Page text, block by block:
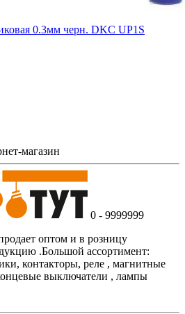
0.3мм черн. DKC UP1S
магазин
0 - 9999999
оптом и в розницу
.Большой ассортимент:
контакторы, реле , магнитные
выключатели , лампы